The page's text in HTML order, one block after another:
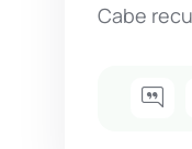
Cabe